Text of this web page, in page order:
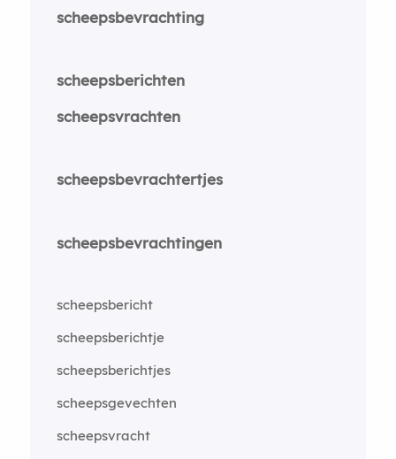
scheepsbevrachting
scheepsberichten
scheepsvrachten
scheepsbevrachtertjes
scheepsbevrachtingen
scheepsbericht
scheepsberichtje
scheepsberichtjes
scheepsgevechten
scheepsvracht